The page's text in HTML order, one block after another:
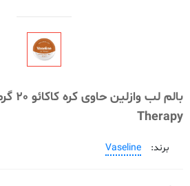
Therapy
برند: Vaseline